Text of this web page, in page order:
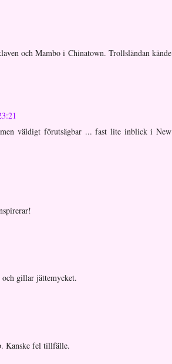
och Mambo i Chinatown. Trollsländan kände
väldigt förutsägbar ... fast lite inblick i New
och gillar jättemycket.
Kanske fel tillfälle.